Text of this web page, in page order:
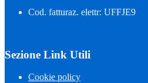
Cod. fatturaz. elettr: UFFJE9
Sezione Link Utili
Cookie policy